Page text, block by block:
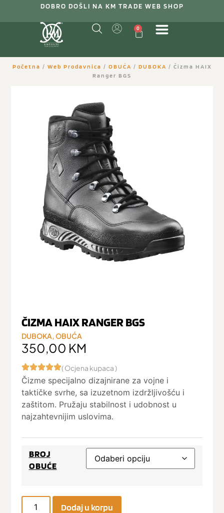
DOBRO DOŠLI NA KM TRADE WEB SHOP
0
Početna / Web Prodavnica / OBUĆA / DUBOKA / Čizma HAIX
Ranger BGS
ČIZMA HAIX RANGER BGS
DUBOKA,OBUĆA
350,00 KM
( Ocjena kupaca )
Čizme specijalno dizajnirane za vojne i
taktičke svrhe, sa izuzetnom izdržljivošću i
zaštitom. Pružaju stabilnost i udobnost u
najzahtevnijim uslovima.
BROJ
OBUĆE
Dodaj u korpu